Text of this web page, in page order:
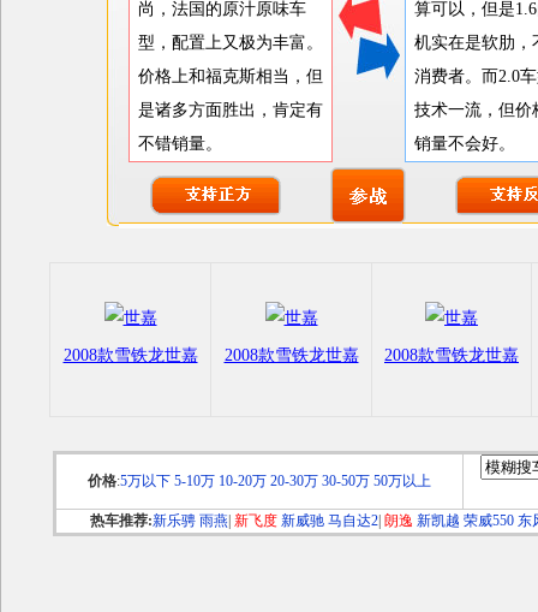
尚，法国的原汁原味车
型，配置上又极为丰富。
价格上和福克斯相当，但
是诸多方面胜出，肯定有
不错销量。
算可以，但是
机实在是软肋，
消费者。而2.0
技术一流，但价
销量不会好。
2008款雪铁龙世嘉 2008款雪铁龙世嘉 2008款雪铁龙世嘉
价格:5万以下 5-10万 10-20万 20-30万 30-50万 50万以上
热车推荐:新乐骋 雨燕| 新飞度 新威驰 马自达2| 朗逸 新凯越 荣威550 东